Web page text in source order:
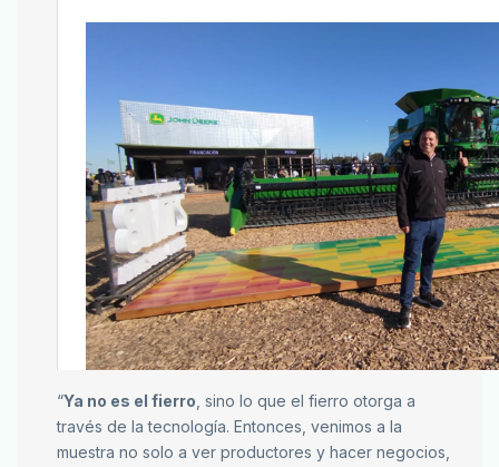
“Ya no es el fierro , sino lo que el fierro otorga a
través de la tecnología. Entonces, venimos a la
muestra no solo a ver productores y hacer negocios,